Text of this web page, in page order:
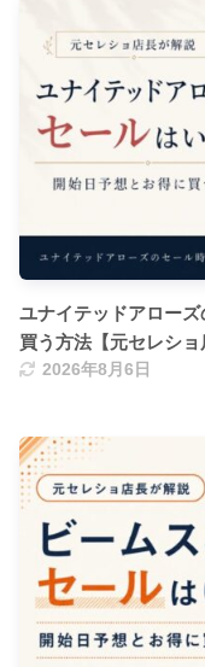
ユナイテッドアロー
買う方法【元セレショ
2026年8月6日